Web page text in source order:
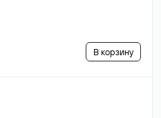
В корзину